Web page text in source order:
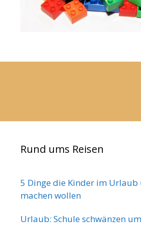
Rund ums Reisen
5 Dinge die Kinder im
machen wollen
Urlaub: Schule schwänzen